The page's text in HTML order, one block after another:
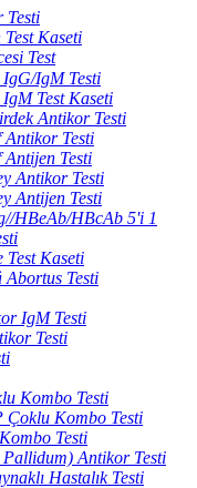
Testi
Kaseti
Test
IgM Testi
Test Kaseti
Antikor Testi
Testi
Testi
Antikor Testi
Antijen Testi
HBeAb/HBcAb 5'i 1
Kaseti
Testi
IgM Testi
Testi
Kombo Testi
Kombo Testi
Testi
Antikor Testi
Hastalık Testi